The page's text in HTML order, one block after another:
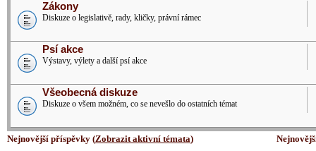
Zákony
Diskuze o legislativě, rady, kličky, právní rámec
Psí akce
Výstavy, výlety a další psí akce
Všeobecná diskuze
Diskuze o všem možném, co se nevešlo do ostatních témat
Nejnovější příspěvky (Zobrazit aktivní témata)